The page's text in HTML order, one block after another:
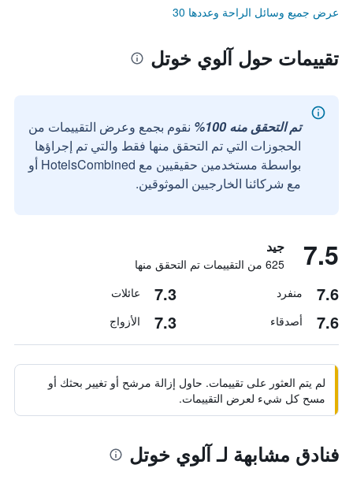
عرض جميع وسائل الراحة وعددها 30
تقييمات حول آلوي خوتل
تم التحقق منه 100%
نقوم بجمع وعرض التقييمات من
الحجوزات التي تم التحقق منها فقط والتي تم إجراؤها
بواسطة مستخدمين حقيقيين مع HotelsCombined أو
مع شركائنا الخارجيين الموثوقين.
7.5 جيد
625 من التقييمات تم التحقق منها
7.6 منفرد 7.3 عائلات
7.6 أصدقاء 7.3 الأزواج
لم يتم العثور على تقييمات. حاول إزالة مرشح أو تغيير بحثك أو
مسح كل شيء لعرض التقييمات.
فنادق مشابهة لـ آلوي خوتل